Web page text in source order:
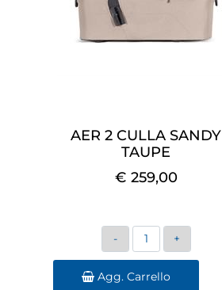
AER 2 CULLA SANDY
TAUPE
€ 259,00
Quantità
Agg. Carrello